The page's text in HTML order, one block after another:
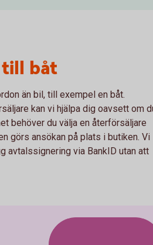
till båt
än bil, till exempel en båt.
kan vi hjälpa dig oavsett om
behöver du välja en återförsäljare
görs ansökan på plats i butiken. Vi
avtalssignering via BankID utan att